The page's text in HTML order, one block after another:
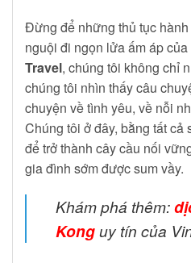
Đừng để những thủ tục
nguội đi ngọn lửa ấm áp của
Travel, chúng tôi không chỉ
chúng tôi nhìn thấy câu
chuyện về tình yêu, về nỗi
Chúng tôi ở đây, bằng tất cả
để trở thành cây cầu nối
gia đình sớm được sum vầy.
Khám phá thêm:
Konguy tín của